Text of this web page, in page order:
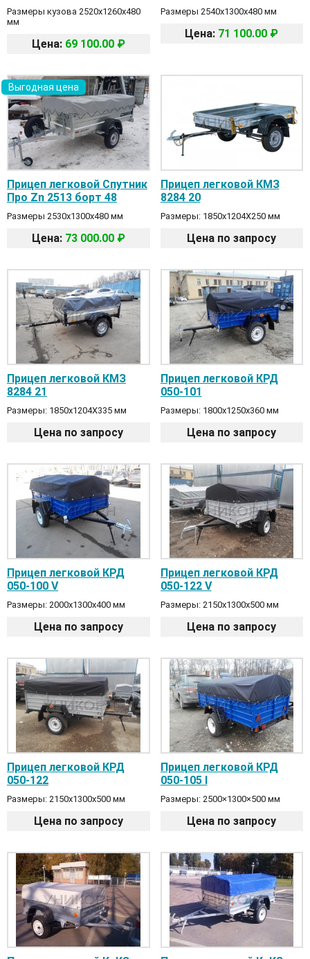
Размеры кузова 2520х1260х480
мм
Цена: 69 100.00 ₽
Размеры 2540х1300х480 мм
Цена: 71 100.00 ₽
Выгодная цена
Прицеп легковой Спутник
Про Zn 2513 борт 48
Размеры 2530х1300х480 мм
Цена: 73 000.00 ₽
Прицеп легковой КМЗ
8284 20
Размеры: 1850x1204X250 мм
Цена по запросу
Прицеп легковой КМЗ
8284 21
Размеры: 1850x1204X335 мм
Цена по запросу
Прицеп легковой КРД
050-101
Размеры: 1800x1250x360 мм
Цена по запросу
Прицеп легковой КРД
050-100 V
Размеры: 2000x1300x400 мм
Цена по запросу
Прицеп легковой КРД
050-122 V
Размеры: 2150x1300x500 мм
Цена по запросу
Прицеп легковой КРД
050-122
Размеры: 2150x1300x500 мм
Цена по запросу
Прицеп легковой КРД
050-105 I
Размеры: 2500×1300×500 мм
Цена по запросу